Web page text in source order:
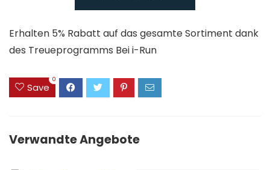
Erhalten 5% Rabatt auf das gesamte Sortiment dank
des Treueprogramms Bei i-Run
Save
0
Verwandte Angebote